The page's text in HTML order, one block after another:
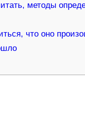
методы
что оно